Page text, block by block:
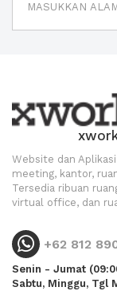
Website dan
meeting, kantor,
Tersedia ribuan
virtual office, dan
+62 812
Senin - Jumat
Sabtu, Minggu, Tgl